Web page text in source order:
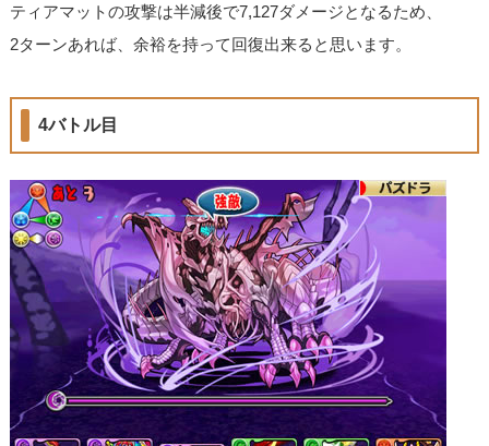
ティアマットの攻撃は半減後で7,127ダメージとなるため、
2ターンあれば、余裕を持って回復出来ると思います。
4バトル目